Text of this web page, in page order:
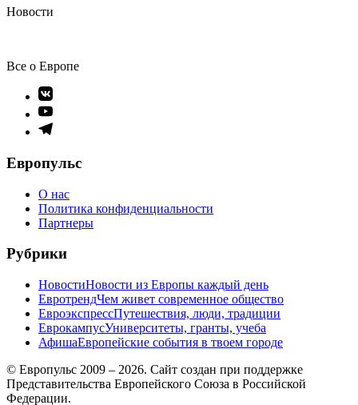
Новости
Все о Европе
Элемент
меню
Элемент
меню
Элемент
Европульс
О нас
Политика конфиденциальности
Партнеры
Рубрики
НовостиНовости из Европы каждый день
ЕвротрендЧем живет современное общество
ЕвроэкспрессПутешествия, люди, традиции
ЕврокампусУниверситеты, гранты, учеба
АфишаЕвропейские события в твоем городе
© Европульс 2009 – 2026. Сайт создан при поддержке
Представительства Европейского Союза в Российской
Федерации.